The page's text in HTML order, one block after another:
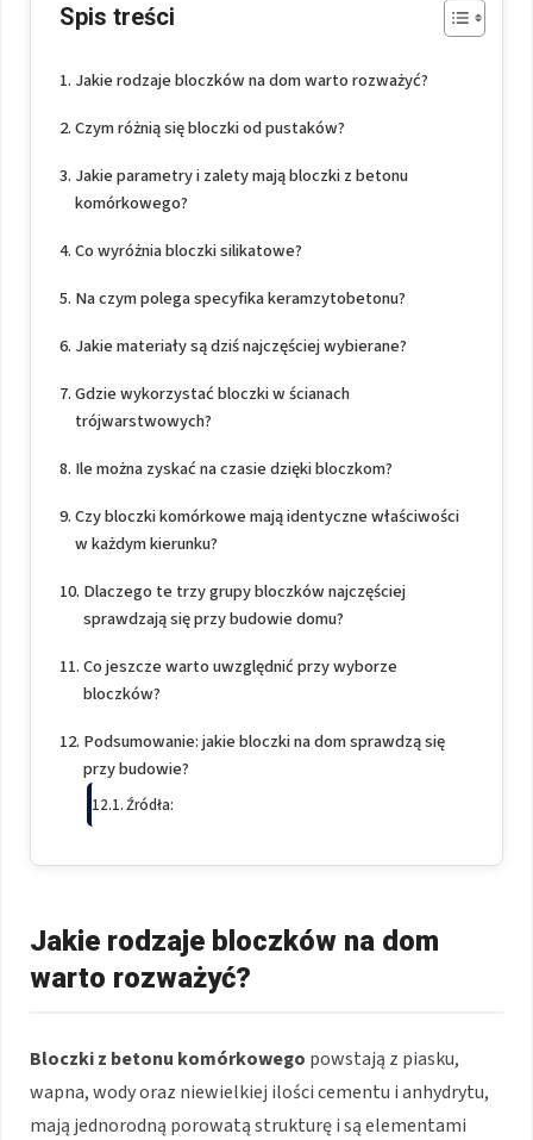
Spis treści
Jakie rodzaje bloczków na dom warto rozważyć?
Czym różnią się bloczki od pustaków?
Jakie parametry i zalety mają bloczki z betonu
komórkowego?
Co wyróżnia bloczki silikatowe?
Na czym polega specyfika keramzytobetonu?
Jakie materiały są dziś najczęściej wybierane?
Gdzie wykorzystać bloczki w ścianach
trójwarstwowych?
Ile można zyskać na czasie dzięki bloczkom?
Czy bloczki komórkowe mają identyczne właściwości
w każdym kierunku?
Dlaczego te trzy grupy bloczków najczęściej
sprawdzają się przy budowie domu?
Co jeszcze warto uwzględnić przy wyborze
bloczków?
Podsumowanie: jakie bloczki na dom sprawdzą się
przy budowie?
Źródła:
Jakie rodzaje bloczków na dom
warto rozważyć?
Bloczki z betonu komórkowego powstają z piasku,
wapna, wody oraz niewielkiej ilości cementu i anhydrytu,
mają jednorodną porowatą strukturę i są elementami